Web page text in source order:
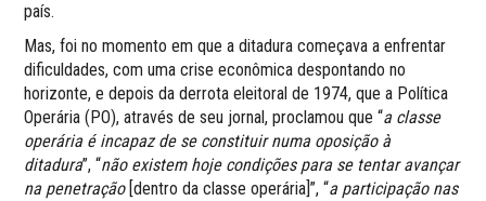
país.
Mas, foi no momento em que a ditadura começava a enfrentar
dificuldades, com uma crise econômica despontando no
horizonte, e depois da derrota eleitoral de 1974, que a Política
Operária (PO), através de seu jornal, proclamou que “a classe
operária é incapaz de se constituir numa oposição à
ditadura”, “não existem hoje condições para se tentar avançar
na penetração[dentro da classe operária]”, “a participação nas